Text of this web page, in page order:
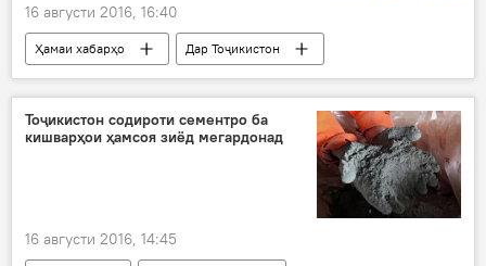
16 августи 2016, 16:40
Ҳамаи хабарҳо
Дар Тоҷикистон
Назарсанҷӣ
Аждар Куртов
Омилҳои тарк кардани "Газпром" Тоҷикистонро
Тоҷикистон содироти сементро ба
кишварҳои ҳамсоя зиёд мегардонад
16 августи 2016, 14:45